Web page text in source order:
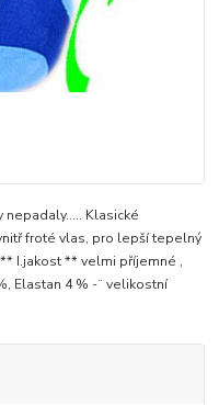
nepadaly..... Klasické
froté vlas, pro lepší tepelný
I.jakost ** velmi příjemné ,
Elastan 4 % -¨ velikostní